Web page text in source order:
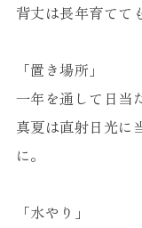
背丈は長年育てて
「置き場所」
一年を通して日当
真夏は直射日光に
に。
「水やり」